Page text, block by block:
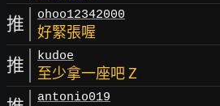
推 ohoo12342000
好緊張喔
推 kudoe
至少拿一座吧 Z
antonio019